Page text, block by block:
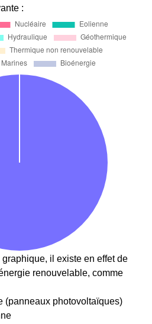
:
il existe en effet de
renouvelable, comme
(panneaux photovoltaïques)